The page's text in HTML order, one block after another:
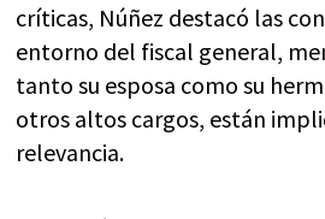
críticas, Núñez destacó las
entorno del fiscal general,
tanto su esposa como su
otros altos cargos, están
relevancia.